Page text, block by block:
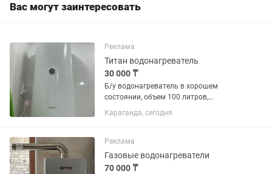
Вас могут заинтересовать
Реклама
Титан водонагреватель
30 000 ₸
Б/у водонагреватель в хорошем
состоянии, объем 100 литров,
самовывоз
Караганда, сегодня
Реклама
Газовые водонагреватели
70 000 ₸